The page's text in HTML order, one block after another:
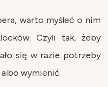
warto myśleć o nim
Czyli tak, żeby
się w razie potrzeby
wymienić.